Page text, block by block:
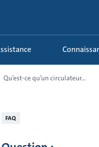
Assistance
Qu’est-ce qu’un circulateur...
FAQ